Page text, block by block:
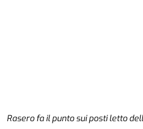
Rasero fa il punto sui posti letto